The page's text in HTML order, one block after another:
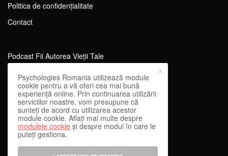
Politica de confidențialitate
Contact
Podcast Fii Autorea Vieții Tale
Evenimente Fii Autoarea Vieții Tale!
SportEdu
Antrenament Mental pentru Sportivi
Learning Network
WEnough
Reward & Engage
Psychologies Romania utilizează module
cookie pentru a vă oferi cea mai bună
experiență online. Prin continuarea utilizării
serviciilor noastre, vom presupune că
sunteți de acord cu utilizarea acestor
module cookie. Aflați mai multe despre
modulele cookie și despre modul în care le
puteți gestiona.